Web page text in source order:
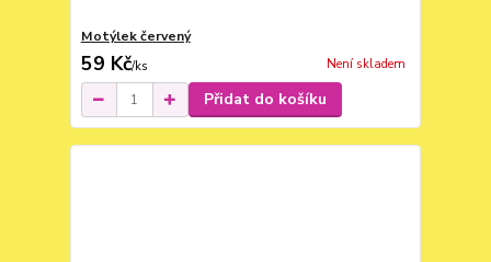
Motýlek červený
59 Kč/ks Není skladem
Přidat do košíku